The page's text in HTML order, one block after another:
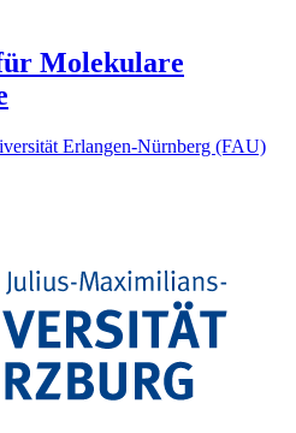
Molekulare
Erlangen-Nürnberg (FAU)